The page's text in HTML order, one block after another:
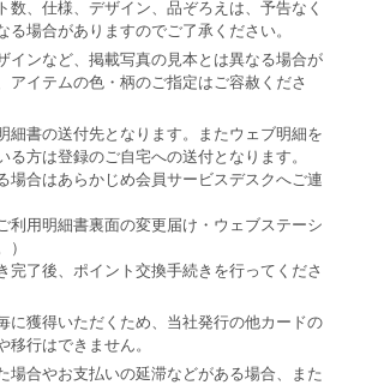
数、仕様、デザイン、品ぞろえは、予告なく
る場合がありますのでご了承ください。
インなど、掲載写真の見本とは異なる場合が
アイテムの色・柄のご指定はご容赦くださ
細書の送付先となります。またウェブ明細を
る方は登録のご自宅への送付となります。
場合はあらかじめ会員サービスデスクへご連
利用明細書裏面の変更届け・ウェブステーシ
）
完了後、ポイント交換手続きを行ってくださ
に獲得いただくため、当社発行の他カードの
移行はできません。
場合やお支払いの延滞などがある場合、また